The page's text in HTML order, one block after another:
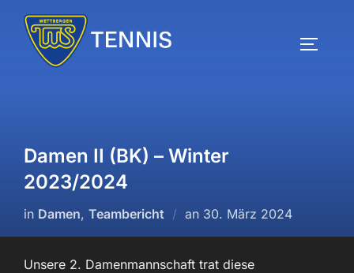
Inhalt
springen
Damen II (BK) – Winter
2023/2024
in Damen, Teambericht an Veröffentlicht
am
30. März 2024
Unsere 2. Damenmannschaft trat diese